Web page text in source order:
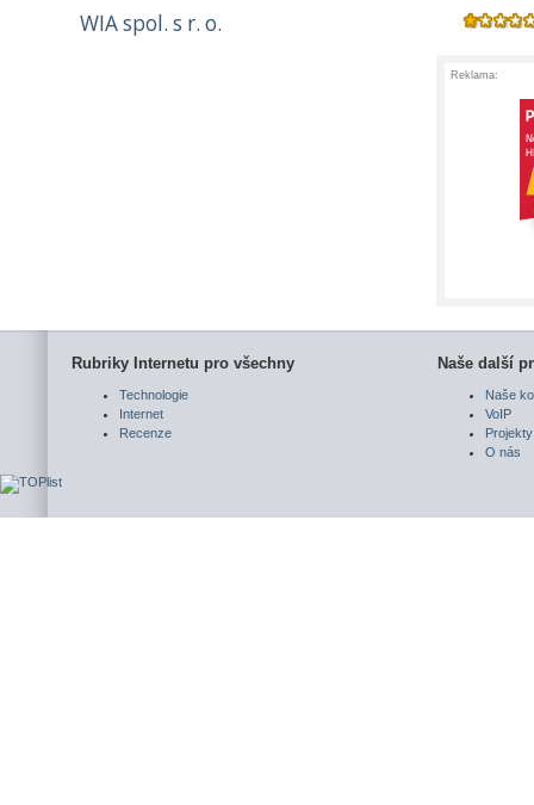
WIA spol. s r. o.
Reklama:
Rubriky Internetu pro všechny
Technologie
Internet
Recenze
Naše další
Naše
VoIP
Projekty
O nás